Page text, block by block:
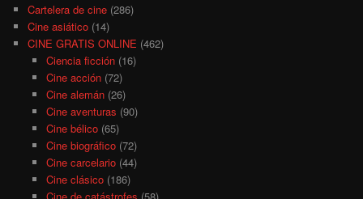
Cartelera de cine (286)
Cine asiático (14)
CINE GRATIS ONLINE (462)
Ciencia ficción(16)
Cine acción(72)
Cine alemán(26)
Cine aventuras (90)
Cine bélico(65)
Cine biográfico(72)
Cine carcelario(44)
Cine clásico(186)